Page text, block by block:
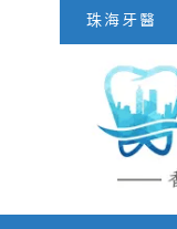
珠海牙醫